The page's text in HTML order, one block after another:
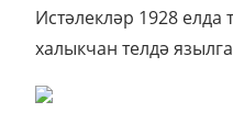
Истәлекләр 1928 елда
халыкчан телдә